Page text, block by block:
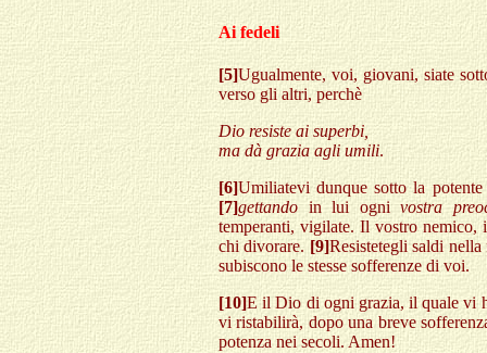
Ai fedeli
[5]Ugualmente, voi, giovani, siate
verso gli altri, perchè
Dio resiste ai superbi,
ma dà grazia agli umili.
[6]Umiliatevi dunque sotto la
[7]gettandoin lui ognivostra
temperanti, vigilate. Il vostro nemico,
chi divorare. [9]Resistetegli saldi
subiscono le stesse sofferenze di voi.
[10]E il Dio di ogni grazia, il quale vi
vi ristabilirà, dopo una breve
potenza nei secoli. Amen!